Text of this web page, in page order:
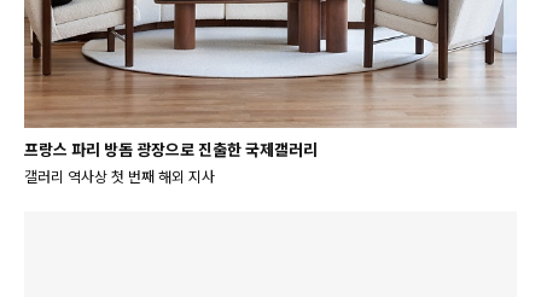
프랑스 파리 방돔 광장으로 진출한 국제갤러리
갤러리 역사상 첫 번째 해외 지사